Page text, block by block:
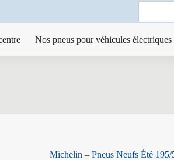
Search
Nos pneus pour véhicules électriques
Michelin – Pneus Neufs Été